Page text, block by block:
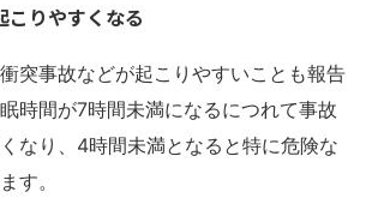
こりやすくなる
突事故などが起こりやすいことも報告
時間が7時間未満になるにつれて事故
なり、4時間未満となると特に危険な
す。